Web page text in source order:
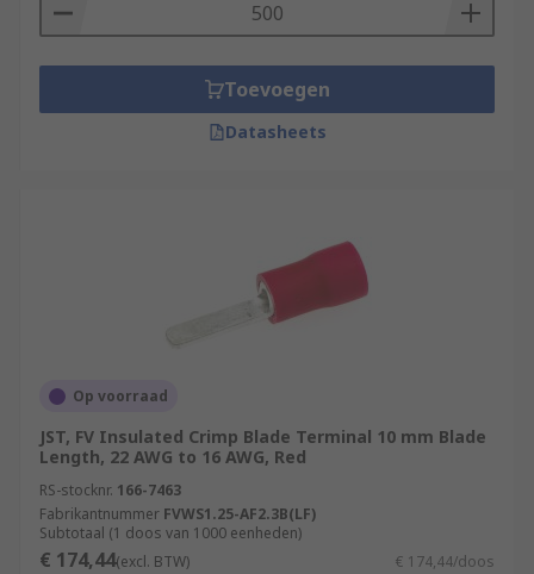
Toevoegen
Datasheets
Op voorraad
JST, FV Insulated Crimp Blade Terminal 10 mm Blade
Length, 22 AWG to 16 AWG, Red
RS-stocknr. 166-7463
Fabrikantnummer FVWS1.25-AF2.3B(LF)
Subtotaal (1 doos van 1000 eenheden)
€ 174,44(excl. BTW) € 174,44/doos